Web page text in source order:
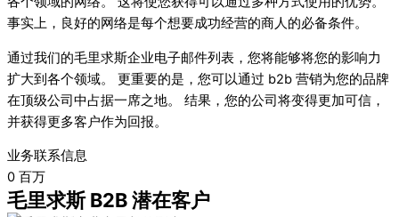
事实上，良好的网络是每个想要成功经营的商人的必备条件。
通过我们的毛里求斯企业电子邮件列表，您将能够将您的影响力
扩大到各个领域。 更重要的是，您可以通过 b2b 营销为您的品牌
在顶级公司中占据一席之地。 结果，您的公司将变得更加可信，
并获得更多客户作为回报。
业务联系信息
0 百万
毛里求斯 B2B 潜在客户